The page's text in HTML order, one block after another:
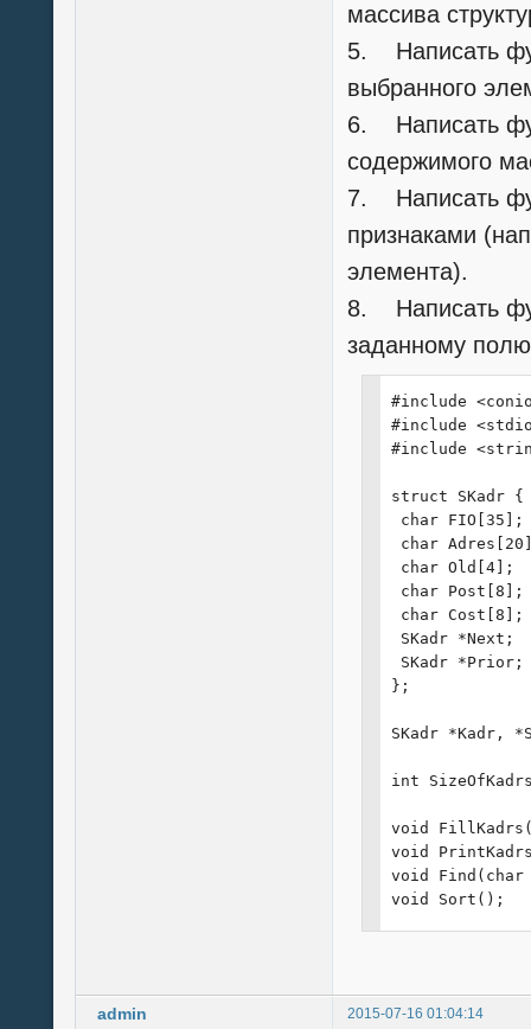
массива
5. Написать
выбранного
6. Написать
содержимого
7. Написать
признаками
элемента).
8. Написать
заданному
#include
#include
#include
struct SKadr {
char FIO[35];
char
char Old[4];
char Post[8];
char Cost[8];
SKadr *Next;
SKadr *Prior;
};
SKadr *Kadr,
int
void
void
void
void Sort();
Kadr = Start =
clrscr();
admin 2015-07-16 01:04:14